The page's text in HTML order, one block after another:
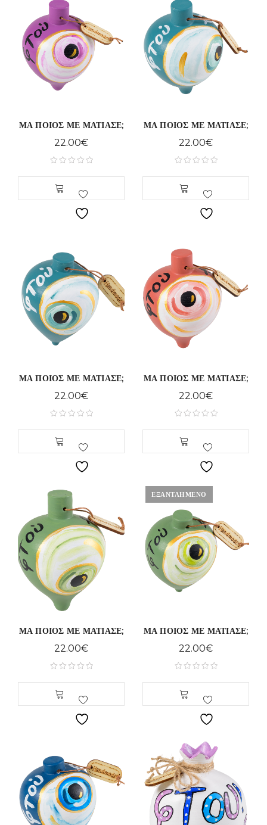
ΜΑ ΠΟΙΟΣ ΜΕ ΜΑΤΙΑΣΕ;
22.00€
ΜΑ ΠΟΙΟΣ ΜΕ ΜΑΤΙΑΣΕ;
22.00€
ΜΑ ΠΟΙΟΣ ΜΕ ΜΑΤΙΑΣΕ;
22.00€
ΜΑ ΠΟΙΟΣ ΜΕ ΜΑΤΙΑΣΕ;
22.00€
ΜΑ ΠΟΙΟΣ ΜΕ ΜΑΤΙΑΣΕ;
22.00€
ΕΞΑΝΤΛΗΜΈΝΟ
ΜΑ ΠΟΙΟΣ ΜΕ ΜΑΤΙΑΣΕ;
22.00€